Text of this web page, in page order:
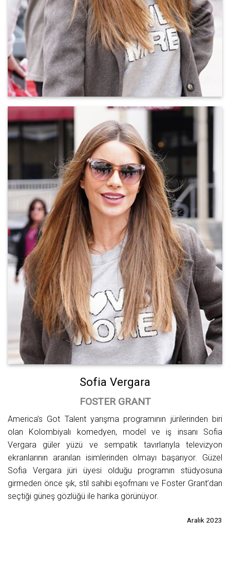
Sofia Vergara
FOSTER GRANT
America’s Got Talent yarışma programının jürilerinden biri
olan Kolombiyalı komedyen, model ve iş insanı Sofia
Vergara güler yüzü ve sempatik tavırlarıyla televizyon
ekranlarının aranılan isimlerinden olmayı başarıyor. Güzel
Sofia Vergara jüri üyesi olduğu programın stüdyosuna
girmeden önce şık, stil sahibi eşofmanı ve Foster Grant’dan
seçtiği güneş gözlüğü ile harika görünüyor.
Aralık 2023